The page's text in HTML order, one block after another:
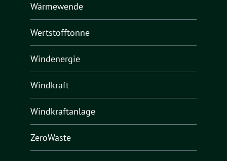
Wärmewende
Wertstofftonne
Windenergie
Windkraft
Windkraftanlage
ZeroWaste